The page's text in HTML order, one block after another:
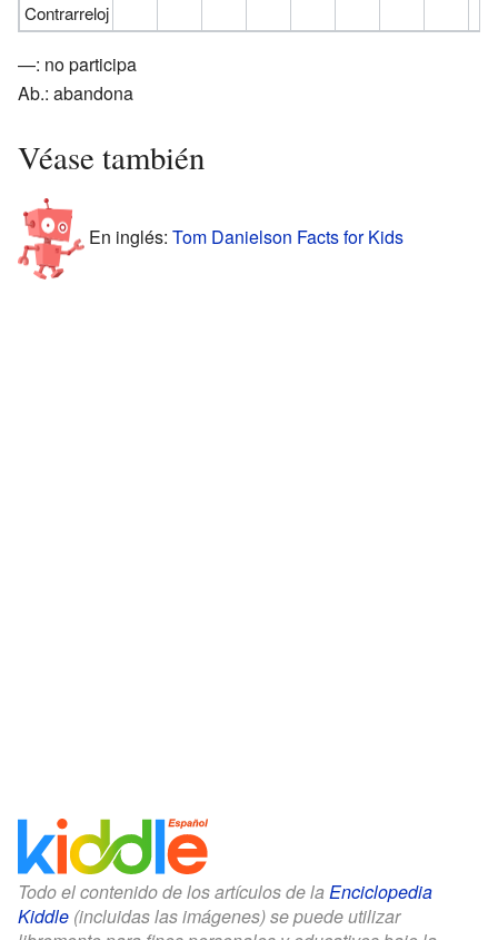
Contrarreloj
—: no participa
Ab.: abandona
Véase también
En inglés: Tom Danielson Facts for Kids
Todo el contenido de los artículos de la Enciclopedia
Kiddle (incluidas las imágenes) se puede utilizar